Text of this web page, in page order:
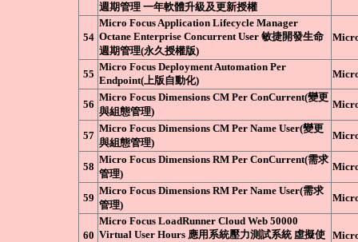
週期管理 一年軟體升級及更新授權
54
Micro Focus Application Lifecycle Manager
Octane Enterprise Concurrent User 敏捷開發生命
週期管理(永久授權版)
55
Micro Focus Deployment Automation Per
Endpoint(上版自動化)
56
Micro Focus Dimensions CM Per ConCurrent(變更
與組態管理)
57
Micro Focus Dimensions CM Per Name User(變更
與組態管理)
58
Micro Focus Dimensions RM Per ConCurrent(需求
管理)
59
Micro Focus Dimensions RM Per Name User(需求
管理)
60
Micro Focus LoadRunner Cloud Web 50000
Virtual User Hours 應用系統壓力測試系統 虛擬使